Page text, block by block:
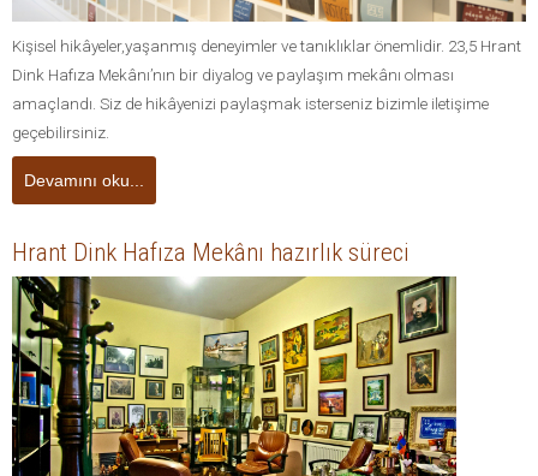
Kişisel hikâyeler,yaşanmış deneyimler ve tanıklıklar önemlidir. 23,5 Hrant
Dink Hafıza Mekânı’nın bir diyalog ve paylaşım mekânı olması
amaçlandı. Siz de hikâyenizi paylaşmak isterseniz bizimle iletişime
geçebilirsiniz.
Devamını oku...
Hrant Dink Hafıza Mekânı hazırlık süreci